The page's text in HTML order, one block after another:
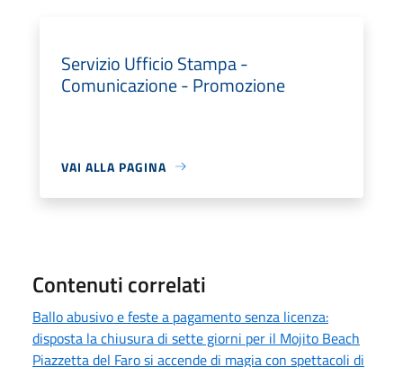
Servizio Ufficio Stampa -
Comunicazione - Promozione
VAI ALLA PAGINA
Contenuti correlati
Ballo abusivo e feste a pagamento senza licenza:
disposta la chiusura di sette giorni per il Mojito Beach
Piazzetta del Faro si accende di magia con spettacoli di